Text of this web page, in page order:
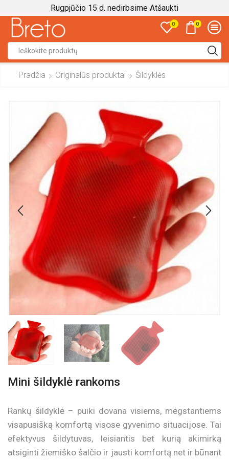
Rugpjūčio 15 d. nedirbsime Atšaukti
0 0
input
Pradžia Originalūs produktai Šildyklės
Mini šildyklė rankoms
Rankų šildyklė – puiki dovana visiems, mėgstantiems
visapusišką komfortą visose gyvenimo situacijose. Tai
efektyvus šildytuvas, leisiantis bet kurią akimirką
atsiginti žiemiško šalčio ir jausti komfortą net ir būnant